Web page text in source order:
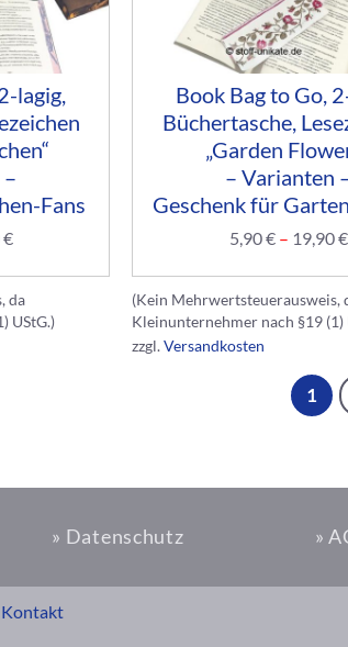
lagig,
Fans
€
da
UStG.)
Book Bag to Go,
Büchertasche,
„Garden
– Varianten
Geschenk für
5,90€– 19,90€
(Kein Mehrwertsteuerausweis,
Kleinunternehmer nach §19 (1)
zzgl.Versandkosten
1
» Datenschutz »
Kontakt